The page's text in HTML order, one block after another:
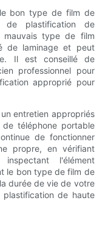
bon type de film de
de plastification de
mauvais type de film
de laminage et peut
Il est conseillé de
professionnel pour
approprié pour
entretien appropriés
téléphone portable
de fonctionner
propre, en vérifiant
l'élément
le bon type de film de
durée de vie de votre
de haute